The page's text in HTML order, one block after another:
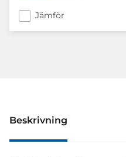
Jämför
Beskrivning